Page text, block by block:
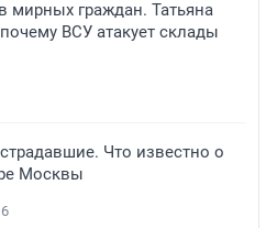
мирных граждан. Татьяна
ВСУ атакует склады
Что известно о
Москвы